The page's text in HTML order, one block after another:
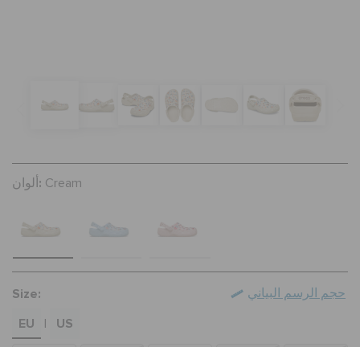
حالة الطلبية
ألوان: Cream
Size:
EU
US
حجم الرسم البياني